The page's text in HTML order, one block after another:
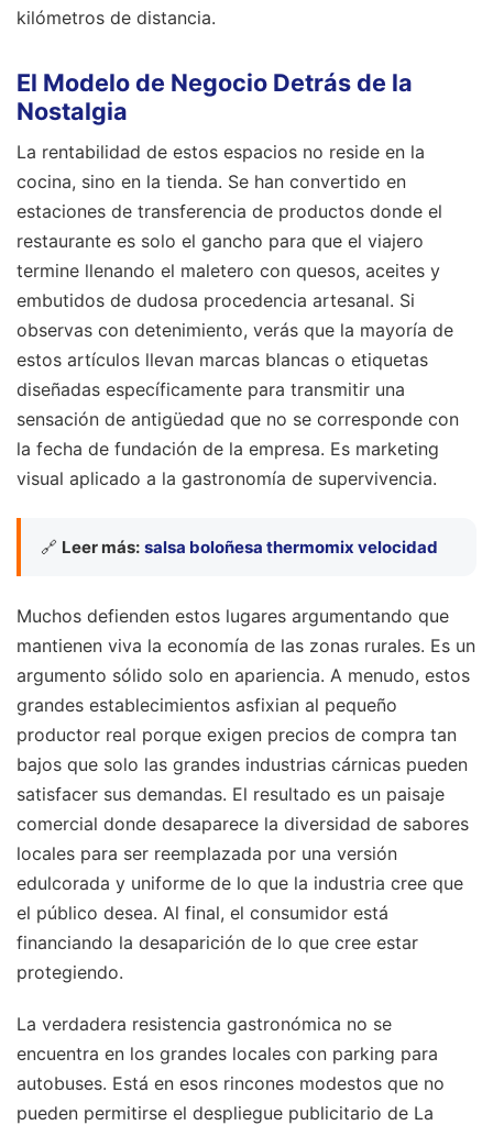
kilómetros de distancia.
El Modelo de Negocio Detrás de la
Nostalgia
La rentabilidad de estos espacios no reside en la
cocina, sino en la tienda. Se han convertido en
estaciones de transferencia de productos donde el
restaurante es solo el gancho para que el viajero
termine llenando el maletero con quesos, aceites y
embutidos de dudosa procedencia artesanal. Si
observas con detenimiento, verás que la mayoría de
estos artículos llevan marcas blancas o etiquetas
diseñadas específicamente para transmitir una
sensación de antigüedad que no se corresponde con
la fecha de fundación de la empresa. Es marketing
visual aplicado a la gastronomía de supervivencia.
🔗 Leer más: salsa boloñesa thermomix velocidad
Muchos defienden estos lugares argumentando que
mantienen viva la economía de las zonas rurales. Es un
argumento sólido solo en apariencia. A menudo, estos
grandes establecimientos asfixian al pequeño
productor real porque exigen precios de compra tan
bajos que solo las grandes industrias cárnicas pueden
satisfacer sus demandas. El resultado es un paisaje
comercial donde desaparece la diversidad de sabores
locales para ser reemplazada por una versión
edulcorada y uniforme de lo que la industria cree que
el público desea. Al final, el consumidor está
financiando la desaparición de lo que cree estar
protegiendo.
La verdadera resistencia gastronómica no se
encuentra en los grandes locales con parking para
autobuses. Está en esos rincones modestos que no
pueden permitirse el despliegue publicitario de La